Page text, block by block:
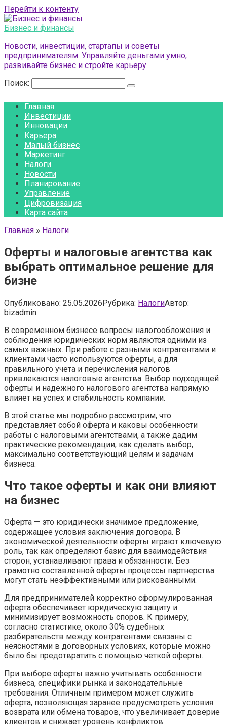
Перейти к контенту
Бизнес и финансы
Новости, инвестиции, стартапы и советы
предпринимателям. Управляйте деньгами умно,
развивайте бизнес и стройте карьеру.
Поиск:
Главная
Инвестиции
Инновации
Карьера
Малый бизнес
Маркетинг
Налоги
Новости
Планирование
Управление
Цифровизация
Карта сайта
Главная » Налоги
Оферты и налоговые агентства как
выбрать оптимальное решение для
бизне
Опубликовано: 25.05.2026Рубрика: НалогиАвтор:
bizadmin
В современном бизнесе вопросы налогообложения и
соблюдения юридических норм являются одними из
самых важных. При работе с разными контрагентами и
клиентами часто используются оферты, а для
правильного учета и перечисления налогов
привлекаются налоговые агентства. Выбор подходящей
оферты и надежного налогового агентства напрямую
влияет на успех и стабильность компании.
В этой статье мы подробно рассмотрим, что
представляет собой оферта и каковы особенности
работы с налоговыми агентствами, а также дадим
практические рекомендации, как сделать выбор,
максимально соответствующий целям и задачам
бизнеса.
Что такое оферты и как они влияют
на бизнес
Оферта — это юридически значимое предложение,
содержащее условия заключения договора. В
экономической деятельности оферты играют ключевую
роль, так как определяют базис для взаимодействия
сторон, устанавливают права и обязанности. Без
грамотно составленной оферты процессы партнерства
могут стать неэффективными или рискованными.
Для предпринимателей корректно сформулированная
оферта обеспечивает юридическую защиту и
минимизирует возможность споров. К примеру,
согласно статистике, около 30% судебных
разбирательств между контрагентами связаны с
неясностями в договорных условиях, которые можно
было бы предотвратить с помощью четкой оферты.
При выборе оферты важно учитывать особенности
бизнеса, специфики рынка и законодательные
требования. Отличным примером может служить
оферта, позволяющая заранее предусмотреть условия
возврата или обмена товаров, что увеличивает доверие
клиентов и снижает уровень конфликтов.